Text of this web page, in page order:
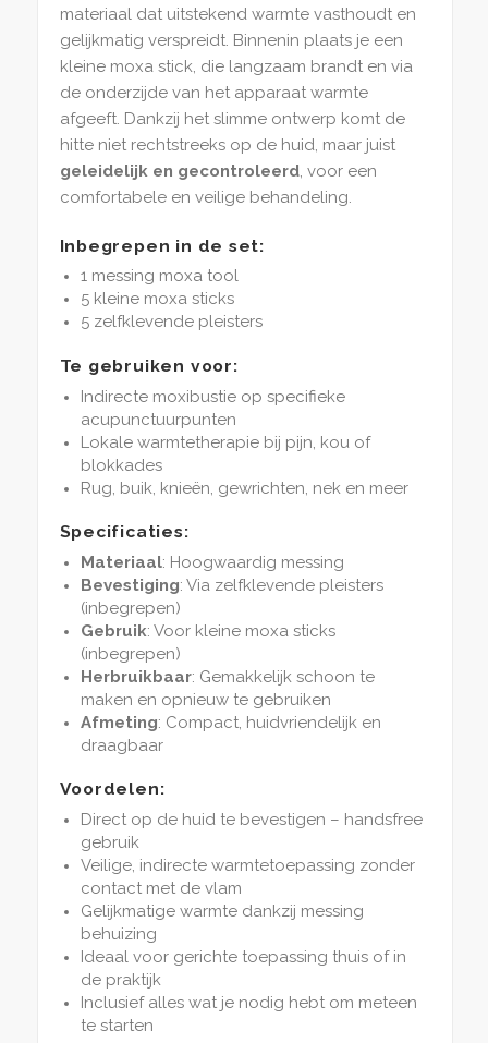
materiaal dat uitstekend warmte vasthoudt en
gelijkmatig verspreidt. Binnenin plaats je een
kleine moxa stick, die langzaam brandt en via
de onderzijde van het apparaat warmte
afgeeft. Dankzij het slimme ontwerp komt de
hitte niet rechtstreeks op de huid, maar juist
geleidelijk en gecontroleerd, voor een
comfortabele en veilige behandeling.
Inbegrepen in de set:
1 messing moxa tool
5 kleine moxa sticks
5 zelfklevende pleisters
Te gebruiken voor:
Indirecte moxibustie op specifieke
acupunctuurpunten
Lokale warmtetherapie bij pijn, kou of
blokkades
Rug, buik, knieën, gewrichten, nek en meer
Specificaties:
Materiaal: Hoogwaardig messing
Bevestiging: Via zelfklevende pleisters
(inbegrepen)
Gebruik: Voor kleine moxa sticks
(inbegrepen)
Herbruikbaar: Gemakkelijk schoon te
maken en opnieuw te gebruiken
Afmeting: Compact, huidvriendelijk en
draagbaar
Voordelen:
Direct op de huid te bevestigen – handsfree
gebruik
Veilige, indirecte warmtetoepassing zonder
contact met de vlam
Gelijkmatige warmte dankzij messing
behuizing
Ideaal voor gerichte toepassing thuis of in
de praktijk
Inclusief alles wat je nodig hebt om meteen
te starten